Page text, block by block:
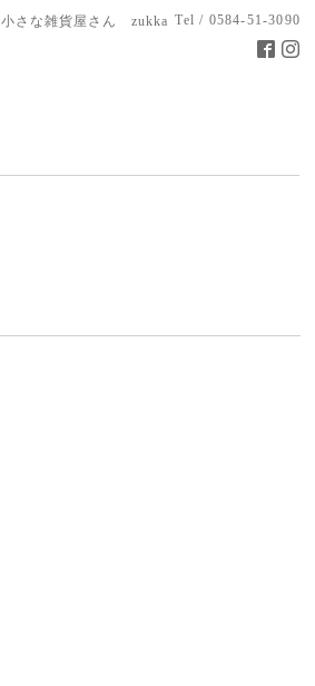
小さな雑貨屋さん zukka Tel / 0584-51-3090